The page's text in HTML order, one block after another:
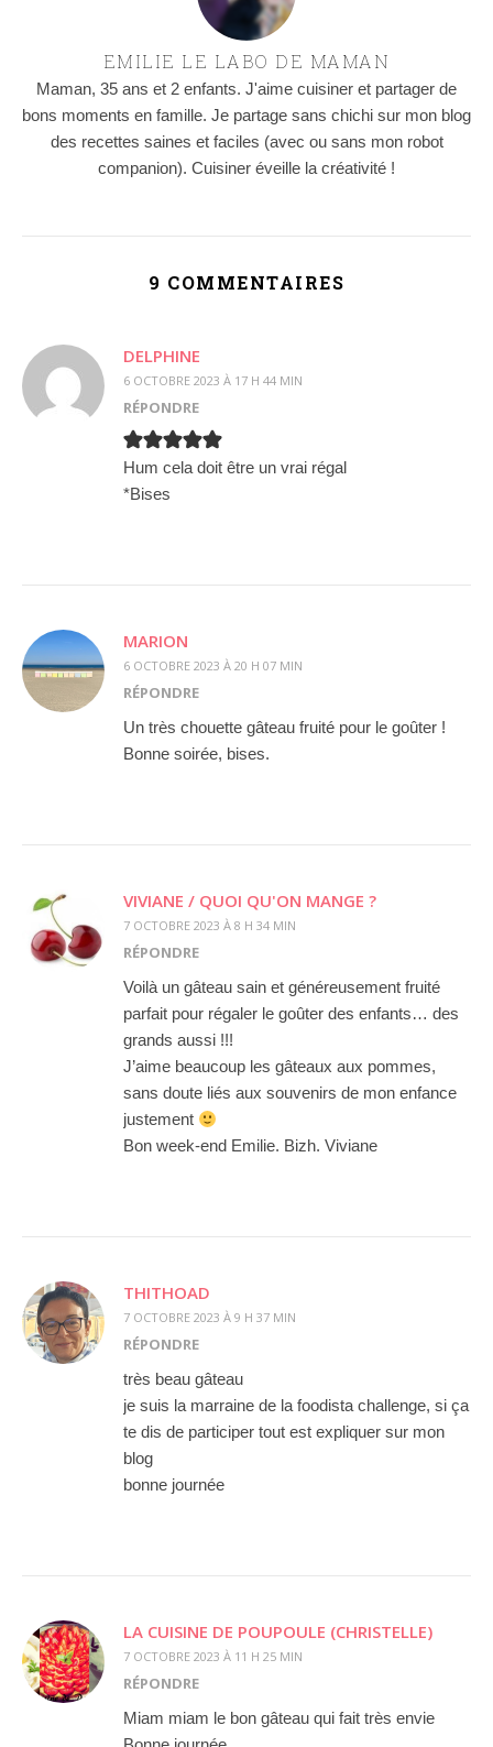
EMILIE LE LABO DE MAMAN
Maman, 35 ans et 2 enfants. J'aime cuisiner et partager de
bons moments en famille. Je partage sans chichi sur mon blog
des recettes saines et faciles (avec ou sans mon robot
companion). Cuisiner éveille la créativité !
9 COMMENTAIRES
DELPHINE
6 OCTOBRE 2023 À 17 H 44 MIN
RÉPONDRE
Hum cela doit être un vrai régal
*Bises
MARION
6 OCTOBRE 2023 À 20 H 07 MIN
RÉPONDRE
Un très chouette gâteau fruité pour le goûter !
Bonne soirée, bises.
VIVIANE / QUOI QU'ON MANGE ?
7 OCTOBRE 2023 À 8 H 34 MIN
RÉPONDRE
Voilà un gâteau sain et généreusement fruité
parfait pour régaler le goûter des enfants… des
grands aussi !!!
J’aime beaucoup les gâteaux aux pommes,
sans doute liés aux souvenirs de mon enfance
justement
Bon week-end Emilie. Bizh. Viviane
THITHOAD
7 OCTOBRE 2023 À 9 H 37 MIN
RÉPONDRE
très beau gâteau
je suis la marraine de la foodista challenge, si ça
te dis de participer tout est expliquer sur mon
blog
bonne journée
LA CUISINE DE POUPOULE (CHRISTELLE)
7 OCTOBRE 2023 À 11 H 25 MIN
RÉPONDRE
Miam miam le bon gâteau qui fait très envie